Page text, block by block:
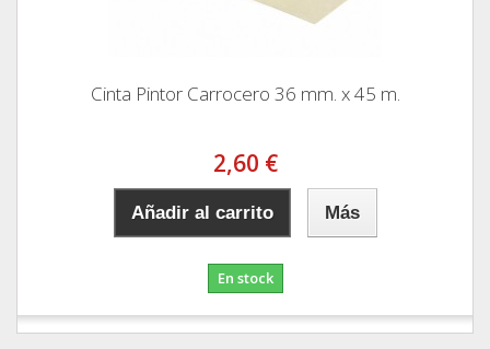
Cinta Pintor Carrocero 36 mm. x 45 m.
2,60 €
Añadir al carrito Más
En stock